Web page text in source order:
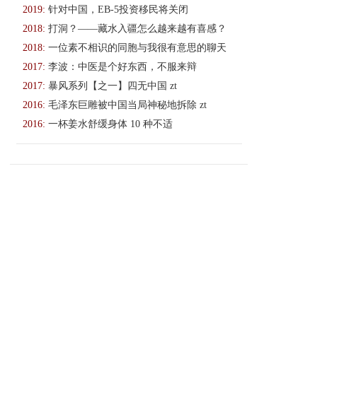
2019: 针对中国，EB-5投资移民将关闭
2018: 打洞？——藏水入疆怎么越来越有喜感？
2018: 一位素不相识的同胞与我很有意思的聊天
2017: 李波：中医是个好东西，不服来辩
2017: 暴风系列【之一】四无中国 zt
2016: 毛泽东巨雕被中国当局神秘地拆除 zt
2016: 一杯姜水舒缓身体 10 种不适